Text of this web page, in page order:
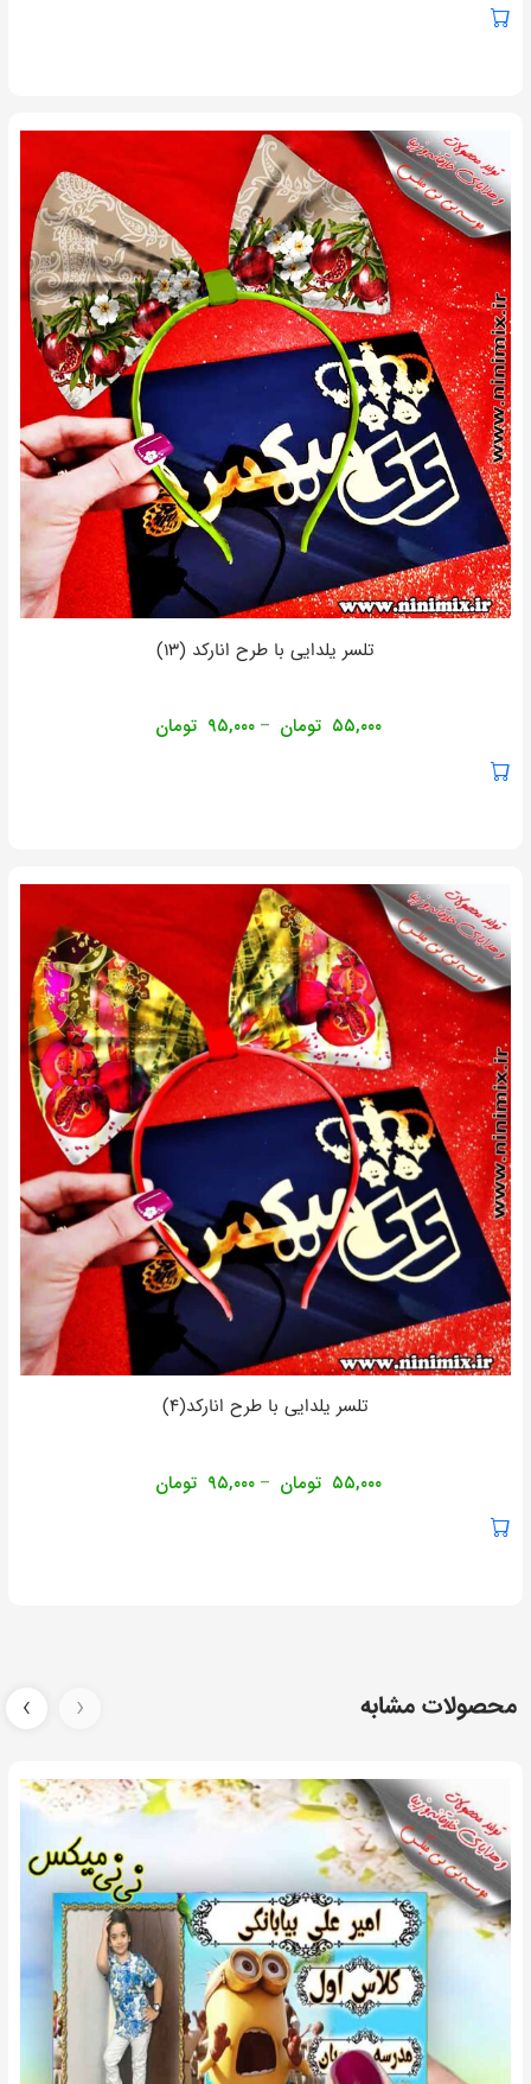
تلسر یلدایی با طرح انارکد (۱۳)
۵۵,۰۰۰ تومان – ۹۵,۰۰۰ تومان
تلسر یلدایی با طرح انارکد(۴)
۵۵,۰۰۰ تومان – ۹۵,۰۰۰ تومان
محصولات مشابه ‹
›